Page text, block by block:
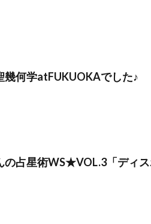
幾何学atFUKUOKAでした♪
の占星術WS★VOL.3「ディ